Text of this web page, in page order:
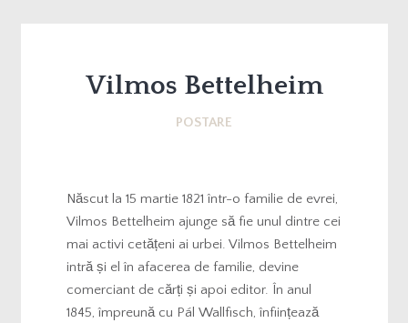
Vilmos Bettelheim
POSTARE
Născut la 15 martie 1821 într-o familie de evrei,
Vilmos Bettelheim ajunge să fie unul dintre cei
mai activi cetățeni ai urbei. Vilmos Bettelheim
intră și el în afacerea de familie, devine
comerciant de cărți și apoi editor. În anul
1845, împreună cu Pál Wallfisch, înființează